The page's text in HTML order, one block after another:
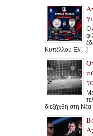
Ο
Κυπέλλου Ελ[...]
διεξήχθη στη Νέα